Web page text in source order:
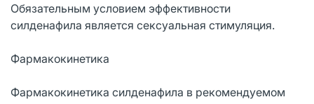
Обязательным условием эффективности
силденафила является сексуальная стимуляция.
Фармакокинетика
Фармакокинетика силденафила в рекомендуемом